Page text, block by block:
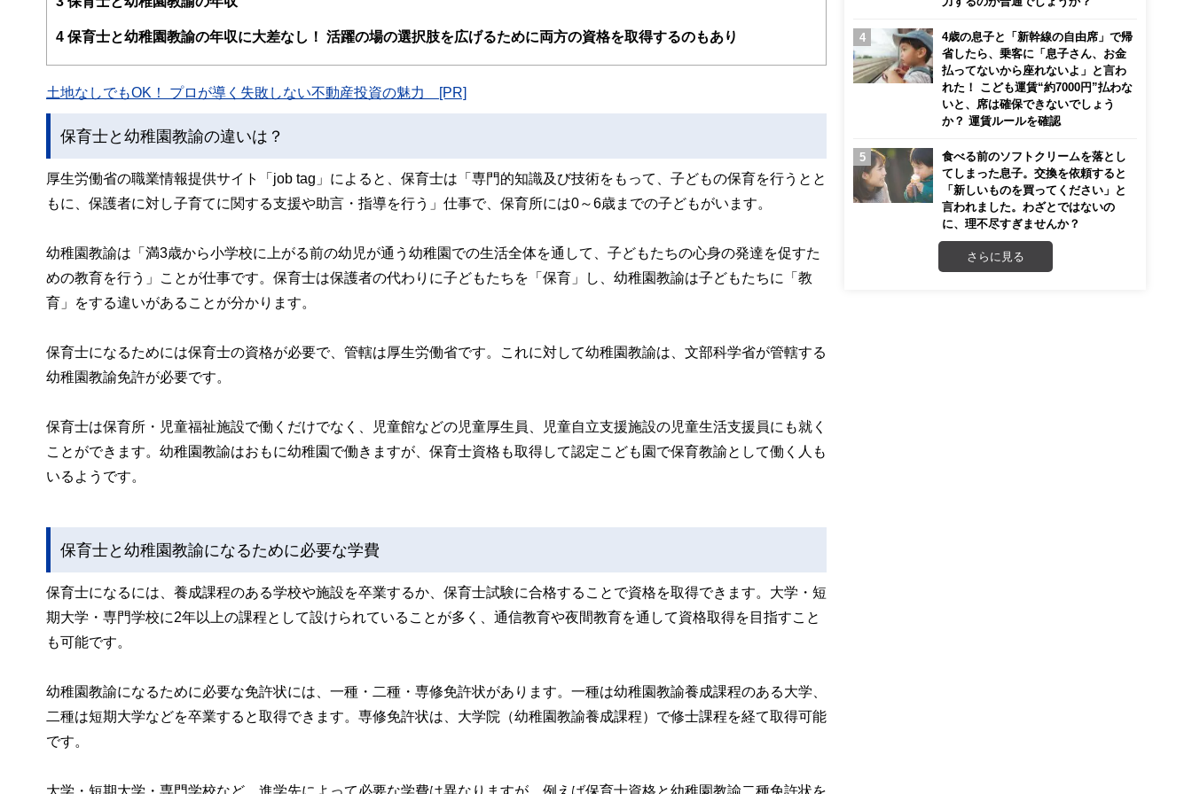
と、読み応えのあるコンテンツと確かな情報発信を実現しています。
私たちは、快適でより良い生活のアイデアを提供するお金のコンシェルジュを目指します。
4 保育士と幼稚園教諭の年収に大差なし！ 活躍の場の選択肢を広げるために両方の資格を取得するのもあり
土地なしでもOK！ プロが導く失敗しない不動産投資の魅力 [PR]
保育士と幼稚園教諭の違いは？
厚生労働省の職業情報提供サイト「job tag」によると、保育士は「専門的知識及び技術をもって、子どもの保育を行うとと
もに、保護者に対し子育てに関する支援や助言・指導を行う」仕事で、保育所には0～6歳までの子どもがいます。
幼稚園教諭は「満3歳から小学校に上がる前の幼児が通う幼稚園での生活全体を通して、子どもたちの心身の発達を促すた
めの教育を行う」ことが仕事です。保育士は保護者の代わりに子どもたちを「保育」し、幼稚園教諭は子どもたちに「教
育」をする違いがあることが分かります。
保育士になるためには保育士の資格が必要で、管轄は厚生労働省です。これに対して幼稚園教諭は、文部科学省が管轄する
幼稚園教諭免許が必要です。
保育士は保育所・児童福祉施設で働くだけでなく、児童館などの児童厚生員、児童自立支援施設の児童生活支援員にも就く
ことができます。幼稚園教諭はおもに幼稚園で働きますが、保育士資格も取得して認定こども園で保育教諭として働く人も
いるようです。
保育士と幼稚園教諭になるために必要な学費
保育士になるには、養成課程のある学校や施設を卒業するか、保育士試験に合格することで資格を取得できます。大学・短
期大学・専門学校に2年以上の課程として設けられていることが多く、通信教育や夜間教育を通して資格取得を目指すこと
も可能です。
幼稚園教諭になるために必要な免許状には、一種・二種・専修免許状があります。一種は幼稚園教諭養成課程のある大学、
二種は短期大学などを卒業すると取得できます。専修免許状は、大学院（幼稚園教諭養成課程）で修士課程を経て取得可能
です。
大学・短期大学・専門学校など、進学先によって必要な学費は異なりますが、例えば保育士資格と幼稚園教諭二種免許状を
4歳の息子と「新幹線の自由席」で帰
省したら、乗客に「息子さん、お金
払ってないから座れないよ」と言わ
れた！ こども運賃“約7000円”払わな
いと、席は確保できないでしょう
か？ 運賃ルールを確認
食べる前のソフトクリームを落とし
てしまった息子。交換を依頼すると
「新しいものを買ってください」と
言われました。わざとではないの
に、理不尽すぎませんか？
さらに見る